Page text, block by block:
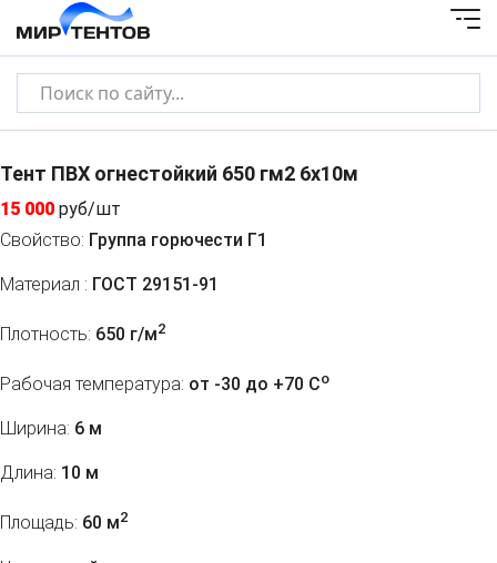
Тент ПВХ огнестойкий 650 гм2 6х10м
15 000 руб/шт
Свойство: Группа горючести Г1
Материал : ГОСТ 29151-91
Плотность: 650 г/м2
Рабочая температура: от -30 до +70 Co
Ширина: 6 м
Длина: 10 м
Площадь: 60 м2